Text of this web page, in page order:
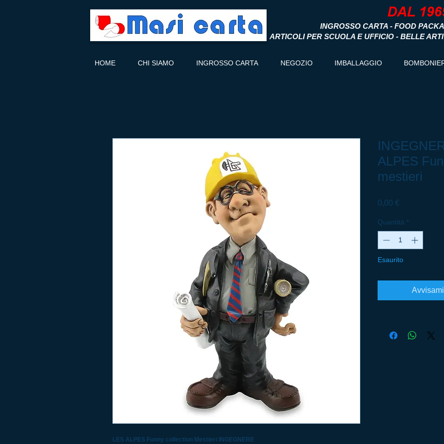
INGROSSO CARTA - FOOD
ARTICOLI PER SCUOLA E UFFICIO - BELLE
HOME CHI SIAMO INGROSSO CARTA NEGOZIO IMBALLAGGIO
LES ALPES Funny collection Mestieri INGEGNERE
ALPES
mestieri
0,00 €
Quantità *
Esaurito